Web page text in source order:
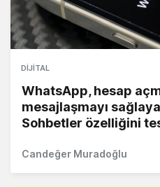
DIJITAL
WhatsApp, hesap
mesajlaşmayı
Sohbetler özelliğini
Candeğer Muradoğlu